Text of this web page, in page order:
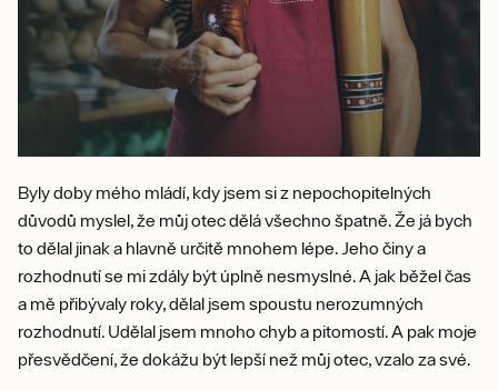
Byly doby mého mládí, kdy jsem si z nepochopitelných
důvodů myslel, že můj otec dělá všechno špatně. Že já bych
to dělal jinak a hlavně určitě mnohem lépe. Jeho činy a
rozhodnutí se mi zdály být úplně nesmyslné. A jak běžel čas
a mě přibývaly roky, dělal jsem spoustu nerozumných
rozhodnutí. Udělal jsem mnoho chyb a pitomostí. A pak moje
přesvědčení, že dokážu být lepší než můj otec, vzalo za své.